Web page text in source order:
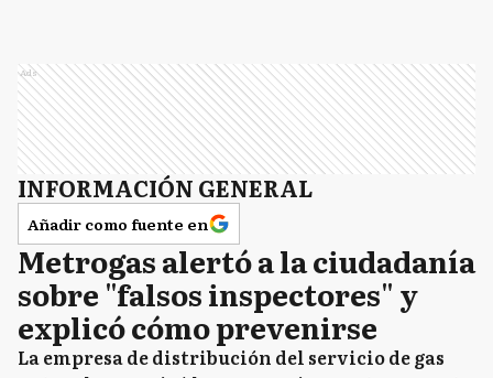
Ads
INFORMACIÓN GENERAL
Añadir como fuente en
Metrogas alertó a la ciudadanía
sobre "falsos inspectores" y
explicó cómo prevenirse
La empresa de distribución del servicio de gas